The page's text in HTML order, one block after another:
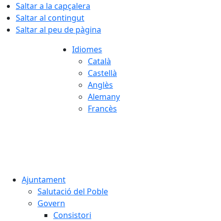
Saltar a la capçalera
Saltar al contingut
Saltar al peu de pàgina
Idiomes
Català
Castellà
Anglès
Alemany
Francès
Ajuntament
Salutació del Poble
Govern
Consistori